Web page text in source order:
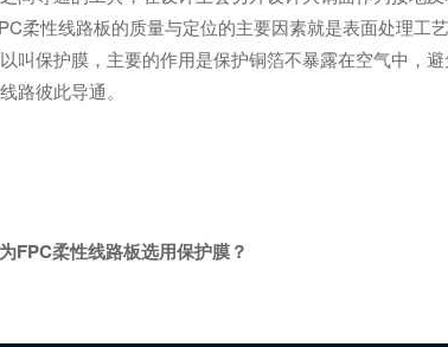
柔性线路板的质量与定位的主要因素就是表面处理工
叫保护膜，主要的作用是保护铜箔不暴露在空气中，
路彼此导通。
FPC柔性线路板选用保护膜？